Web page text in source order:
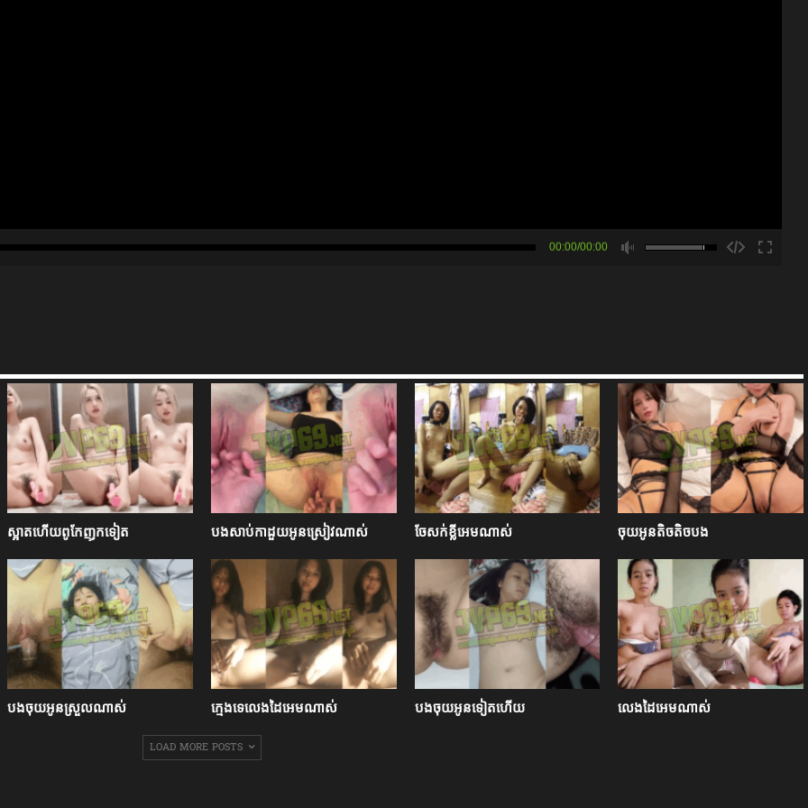
00:00/00:00
ស្អាតហើយពូកែញុកទៀត បងសាប់កាដួយអូនស្រៀវណាស់ ចែសក់ខ្លីអេមណាស់ ចុយអូនតិចតិចបង
បងចុយអូនស្រួលណាស់ ក្មេងទេលេងដៃអេមណាស់ បងចុយអូនទៀតហើយ លេងដៃអេមណាស់
LOAD MORE POSTS